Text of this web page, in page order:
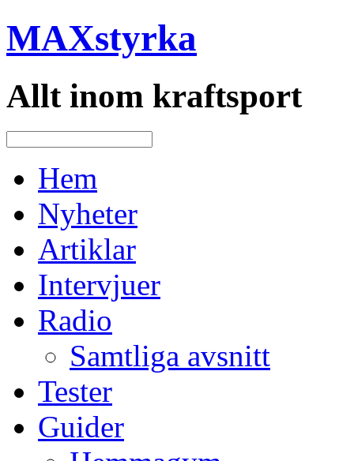
MAXstyrka
Allt inom kraftsport
Hem
Nyheter
Artiklar
Intervjuer
Radio
Samtliga avsnitt
Tester
Guider